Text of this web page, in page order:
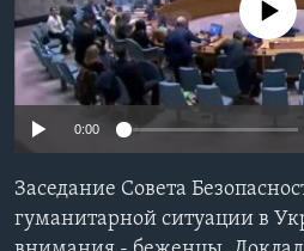
Learning English
СОЦИАЛЬНЫЕ СЕТИ
Языки
No media source
0:00
Заседание Совета
гуманитарной ситуации в